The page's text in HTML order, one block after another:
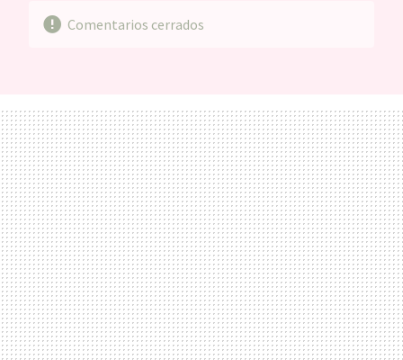
Comentarios cerrados